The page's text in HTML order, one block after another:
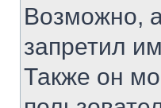
Возможно,
запретил
Также он